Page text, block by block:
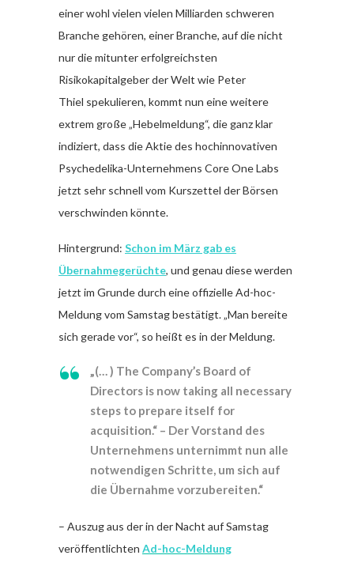
einer wohl vielen vielen Milliarden schweren
Branche gehören, einer Branche, auf die nicht
nur die mitunter erfolgreichsten
Risikokapitalgeber der Welt wie Peter
Thiel spekulieren, kommt nun eine weitere
extrem große „Hebelmeldung“, die ganz klar
indiziert, dass die Aktie des hochinnovativen
Psychedelika-Unternehmens Core One Labs
jetzt sehr schnell vom Kurszettel der Börsen
verschwinden könnte.
Hintergrund: Schon im März gab es
Übernahmegerüchte, und genau diese werden
jetzt im Grunde durch eine offizielle Ad-hoc-
Meldung vom Samstag bestätigt. „Man bereite
sich gerade vor“, so heißt es in der Meldung.
„(… ) The Company’s Board of
Directors is now taking all necessary
steps to prepare itself for
acquisition.“ – Der Vorstand des
Unternehmens unternimmt nun alle
notwendigen Schritte, um sich auf
die Übernahme vorzubereiten.“
– Auszug aus der in der Nacht auf Samstag
veröffentlichten Ad-hoc-Meldung